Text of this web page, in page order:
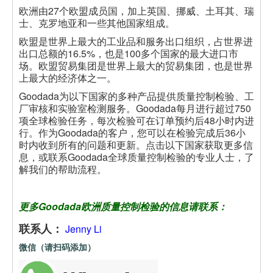
欧洲由27个欧盟成员国，加上英国、挪威、土耳其、瑞
士、克罗地亚和一些其他国家组成。
欧盟是世界上最大的工业品和服务出口组织，占世界进
出口总额的16.5%，也是100多个国家的最大进口市
场。欧盟贸易集团是世界上最大的贸易集团，也是世界
上最大的经济体之一。
Goodada为以下国家的多种产品提供质量控制检验、工
厂审核和实验室检测服务。Goodada每月进行超过750
项全球检验任务，每次检验可在订单预约后48小时内进
行。作为Goodada的客户，您可以在检验完成后36小
时内收到所有的问题和更新。点击以下国家获取更多信
息，或联系Goodada全球质量控制检验的专业人士，了
解我们的帮助流程。
更多Goodada欧洲质量控制检验的信息请联系：
联系人： Jenny Li
微信（请扫码添加）